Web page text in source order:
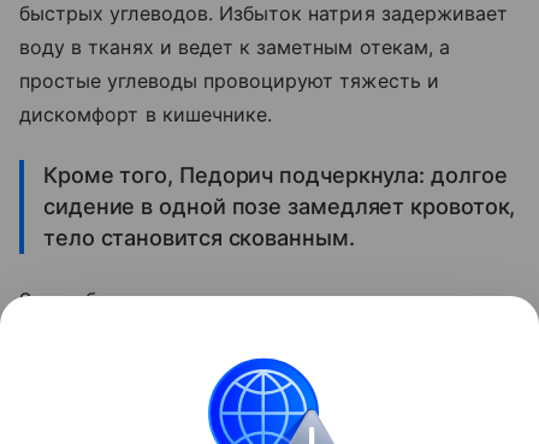
быстрых углеводов. Избыток натрия задерживает
воду в тканях и ведет к заметным отекам, а
простые углеводы провоцируют тяжесть и
дискомфорт в кишечнике.
Кроме того, Педорич подчеркнула: долгое
сидение в одной позе замедляет кровоток,
тело становится скованным.
Это добавляет тяжести в ногах и усиливает